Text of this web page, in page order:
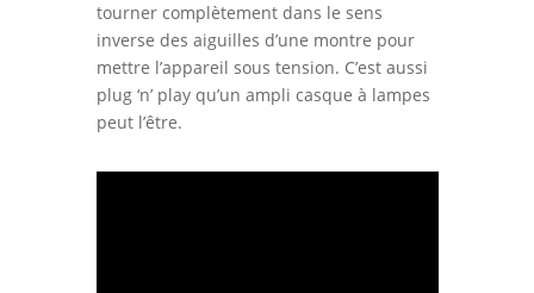
tourner complètement dans le sens
inverse des aiguilles d’une montre pour
mettre l’appareil sous tension. C’est aussi
plug ‘n’ play qu’un ampli casque à lampes
peut l’être.